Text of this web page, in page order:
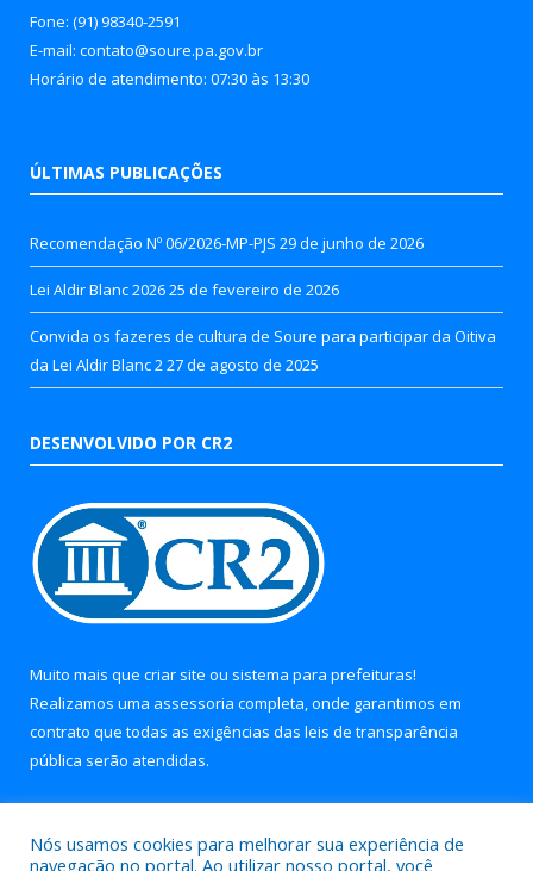
Fone: (91) 98340-2591
E-mail: contato@soure.pa.gov.br
Horário de atendimento: 07:30 às 13:30
ÚLTIMAS PUBLICAÇÕES
Recomendação Nº 06/2026-MP-PJS 29 de junho de 2026
Lei Aldir Blanc 202625 de fevereiro de 2026
Convida os fazeres de cultura de Soure para participar da Oitiva
da Lei Aldir Blanc 2 27 de agosto de 2025
DESENVOLVIDO POR CR2
Muito mais que criar site ou sistema para prefeituras!
Realizamos uma assessoria completa, onde garantimos em
contrato que todas as exigências das leis de transparência
pública serão atendidas.
Nós usamos cookies para melhorar sua experiência de
navegação no portal. Ao utilizar nosso portal, você